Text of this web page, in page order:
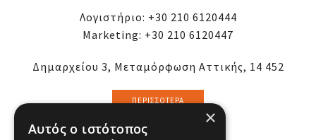
Λογιστήριο: +30 210 6120444
Marketing: +30 210 6120447
Δημαρχείου 3, Μεταμόρφωση Αττικής, 14 452
ΠΕΡΙΣΣΌΤΕΡΑ
×
Αυτός ο ιστότοπος